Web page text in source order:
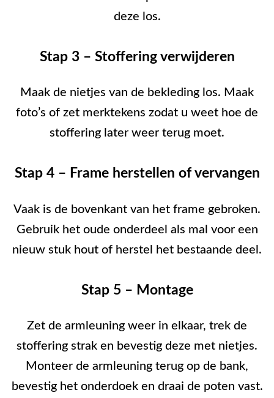
deze los.
Stap 3 – Stoffering verwijderen
Maak de nietjes van de bekleding los. Maak
foto’s of zet merktekens zodat u weet hoe de
stoffering later weer terug moet.
Stap 4 – Frame herstellen of vervangen
Vaak is de bovenkant van het frame gebroken.
Gebruik het oude onderdeel als mal voor een
nieuw stuk hout of herstel het bestaande deel.
Stap 5 – Montage
Zet de armleuning weer in elkaar, trek de
stoffering strak en bevestig deze met nietjes.
Monteer de armleuning terug op de bank,
bevestig het onderdoek en draai de poten vast.